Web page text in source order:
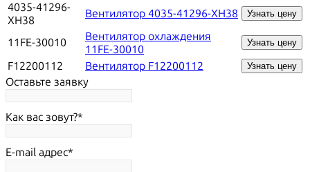
4035-41296-
XH38
Вентилятор 4035-41296-XH38 Узнать цену
11FE-30010
Вентилятор охлаждения
11FE-30010
Узнать цену
F12200112 Вентилятор F12200112 Узнать цену
Оставьте заявку
Как вас зовут?
E-mail адрес